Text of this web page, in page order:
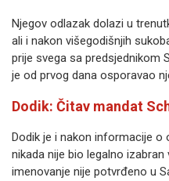
Njegov odlazak dolazi u
ali i nakon višegodišnjih
prije svega sa predsjednikom
je od prvog dana osporavao
Dodik: Čitav mandat
Dodik je i nakon informacije o
nikada nije bio legalno
imenovanje nije potvrđeno u